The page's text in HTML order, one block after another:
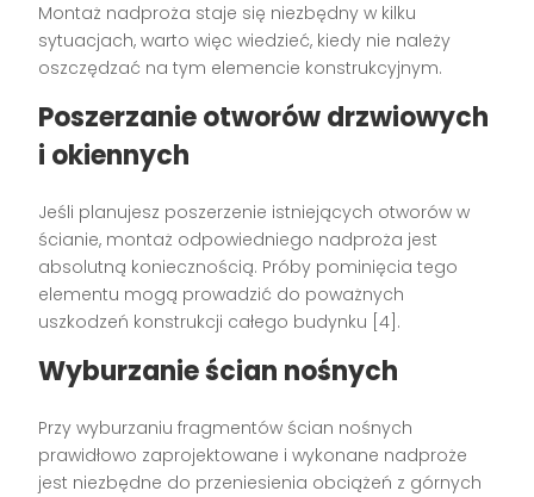
Montaż nadproża staje się niezbędny w kilku
sytuacjach, warto więc wiedzieć, kiedy nie należy
oszczędzać na tym elemencie konstrukcyjnym.
Poszerzanie otworów drzwiowych
i okiennych
Jeśli planujesz poszerzenie istniejących otworów w
ścianie, montaż odpowiedniego nadproża jest
absolutną koniecznością. Próby pominięcia tego
elementu mogą prowadzić do poważnych
uszkodzeń konstrukcji całego budynku [4].
Wyburzanie ścian nośnych
Przy wyburzaniu fragmentów ścian nośnych
prawidłowo zaprojektowane i wykonane nadproże
jest niezbędne do przeniesienia obciążeń z górnych